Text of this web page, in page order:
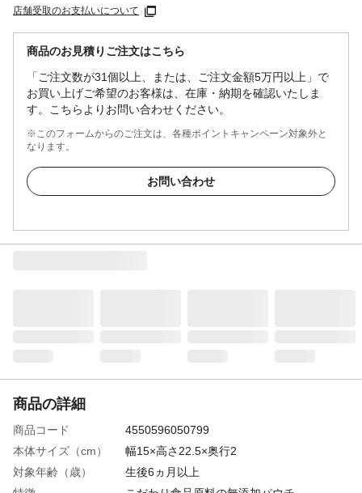
店舗受取のお支払いについて
商品のお見積りご注文はこちら
「ご注文数が31個以上、または、ご注文金額5万円以上」で
お買い上げご希望のお客様は、在庫・納期を確認いたしま
す。こちらよりお問い合わせください。
※このフォームからのご注文は、各種ポイントキャンペーン対象外と
なります。
お問い合わせ
商品の詳細
商品コード
4550596050799
本体サイズ（cm）
幅15×高さ22.5×奥行2
対象年齢（歳）
生後6ヵ月以上